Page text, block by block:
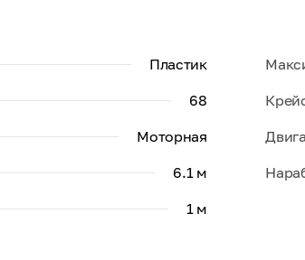
Пластик
68
Моторная
6.1 м
1 м